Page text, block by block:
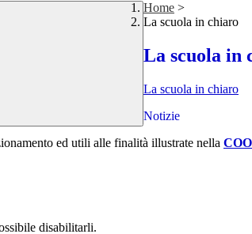
Home >
La scuola in chiaro
La scuola in
La scuola in chiaro
Notizie
ed utili alle finalità illustrate nella
disabilitarli.